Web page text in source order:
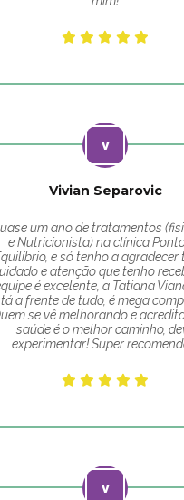
Vivian Separovic
um ano de tratamentos
e Nutricionista) na clínica
e só tenho a agradecer
e atenção que tenho
é excelente, a Tatiana
a frente de tudo, é mega
se vê melhorando e
saúde é o melhor caminho,
experimentar! Super